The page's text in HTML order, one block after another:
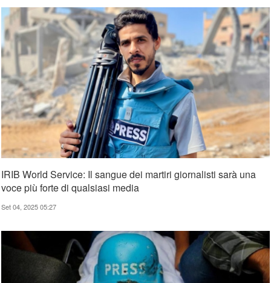
IRIB World Service: Il sangue dei martiri giornalisti sarà una
voce più forte di qualsiasi media
Set 04, 2025 05:27